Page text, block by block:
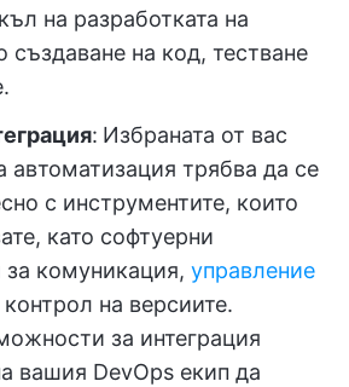
на разработката на
създаване на код, тестване
: Избраната от вас
автоматизация трябва да се
с инструментите, които
като софтуерни
комуникация, управление
контрол на версиите.
за интеграция
вашия DevOps екип да